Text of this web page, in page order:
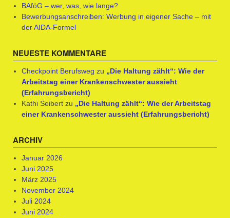
BAföG – wer, was, wie lange?
Bewerbungsanschreiben: Werbung in eigener Sache – mit
der AIDA-Formel
NEUESTE KOMMENTARE
Checkpoint Berufsweg zu „Die Haltung zählt“: Wie der
Arbeitstag einer Krankenschwester aussieht
(Erfahrungsbericht)
Kathi Seibertzu „Die Haltung zählt“: Wie der Arbeitstag
einer Krankenschwester aussieht (Erfahrungsbericht)
ARCHIV
Januar 2026
Juni 2025
März 2025
November 2024
Juli 2024
Juni 2024